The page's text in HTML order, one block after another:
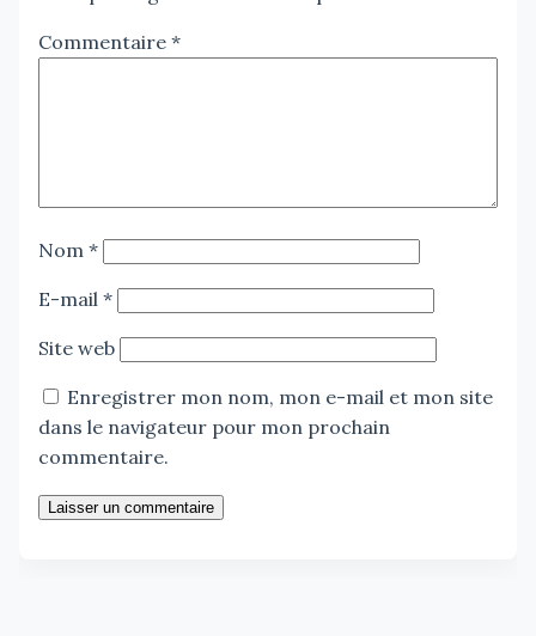
Commentaire *
Nom *
E-mail *
Site web
Enregistrer mon nom, mon e-mail et mon site
dans le navigateur pour mon prochain
commentaire.
Laisser un commentaire